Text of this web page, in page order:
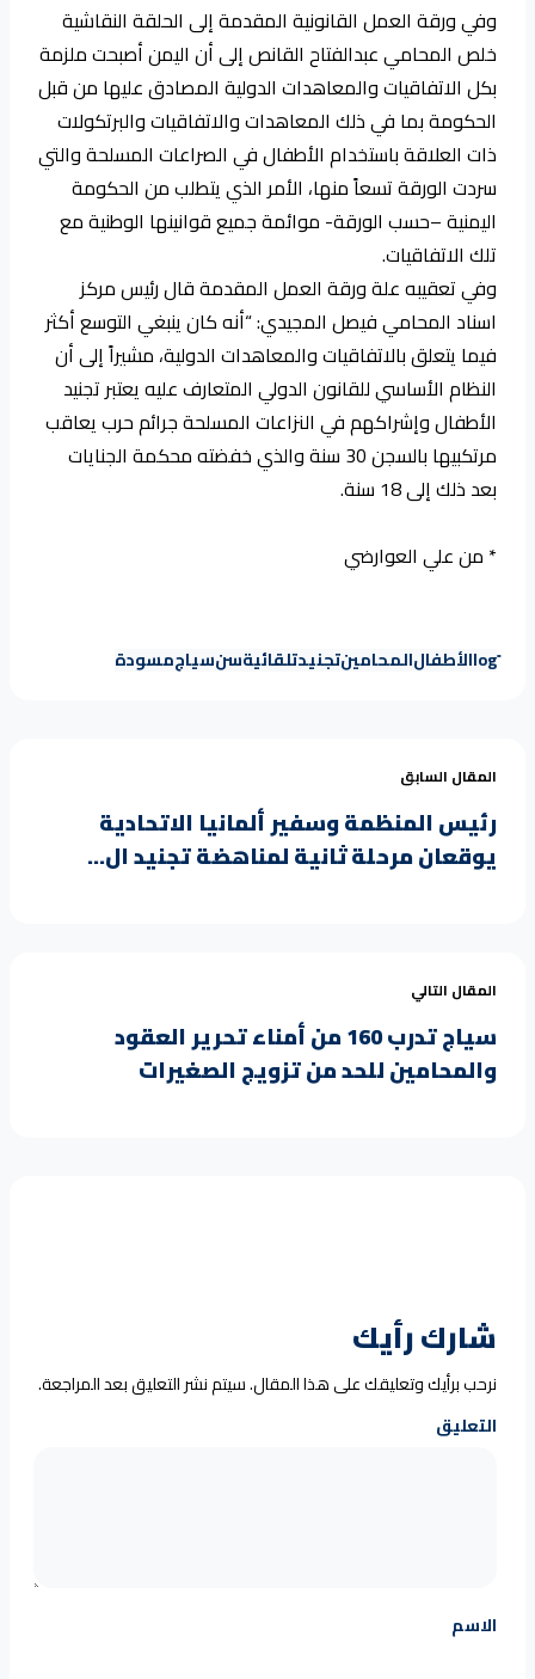
وفي ورقة العمل القانونية المقدمة إلى الحلقة النقاشية
خلص المحامي عبدالفتاح القانص إلى أن اليمن أصبحت ملزمة
بكل الاتفاقيات والمعاهدات الدولية المصادق عليها من قبل
الحكومة بما في ذلك المعاهدات والاتفاقيات والبرتكولات
ذات العلاقة باستخدام الأطفال في الصراعات المسلحة والتي
سردت الورقة تسعاً منها، الأمر الذي يتطلب من الحكومة
اليمنية –حسب الورقة- موائمة جميع قوانينها الوطنية مع
تلك الاتفاقيات.
وفي تعقيبه علة ورقة العمل المقدمة قال رئيس مركز
اسناد المحامي فيصل المجيدي: “أنه كان ينبغي التوسع أكثر
فيما يتعلق بالاتفاقيات والمعاهدات الدولية، مشيراً إلى أن
النظام الأساسي للقانون الدولي المتعارف عليه يعتبر تجنيد
الأطفال وإشراكهم في النزاعات المسلحة جرائم حرب يعاقب
مرتكبيها بالسجن 30 سنة والذي خفضته محكمة الجنايات
بعد ذلك إلى 18 سنة.
* من علي العوارضي
logالأطفالالمحامينتجنيدتلقائيةسنسياجمسودة
المقال السابق
رئيس المنظمة وسفير ألمانيا الاتحادية
يوقعان مرحلة ثانية لمناهضة تجنيد ال...
المقال التالي
سياج تدرب 160 من أمناء تحرير العقود
والمحامين للحد من تزويج الصغيرات
شارك رأيك
نرحب برأيك وتعليقك على هذا المقال. سيتم نشر التعليق بعد المراجعة.
التعليق
الاسم